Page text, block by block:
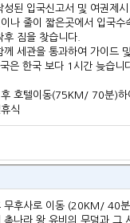
성된 입국신고서 및 여권제
나 줄이 짧은곳에서 입국수
짐을 찾습니다.
께 세관을 통과하여 가이드
은 한국 보다 1시간 늦습니
호텔이동(75KM/ 70분)하
식
무후사로 이동 (20KM/ 40
나라 왕 유비의 무덤과 그